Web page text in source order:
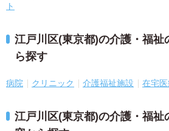
ト
江戸川区(東京都)の介護・福祉
ら探す
病院 クリニック 介護福祉施設 在宅医
江戸川区(東京都)の介護・福祉